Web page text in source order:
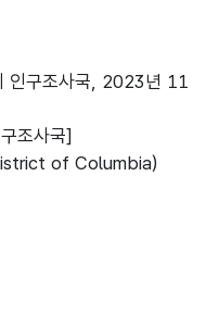
Flag
인구조사국, 2023년 11
조사국]
of Columbia)